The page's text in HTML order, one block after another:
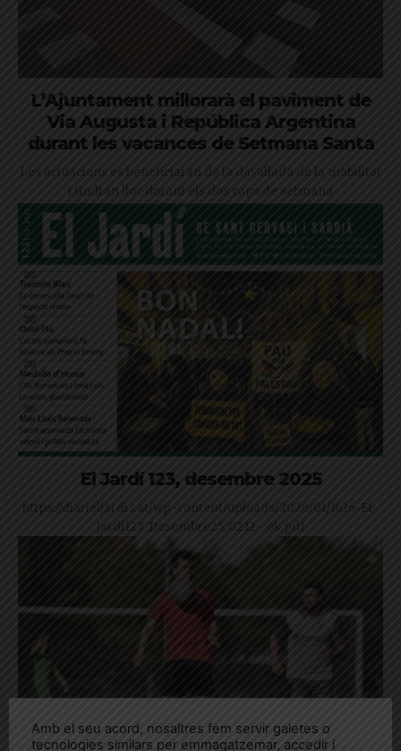
L’Ajuntament millorarà el paviment de
Via Augusta i República Argentina
durant les vacances de Setmana Santa
Les actuacions es beneficiaran de la davallada de la mobilitat
i tindran lloc durant els dos caps de setmana
El Jardí 123, desembre 2025
https://diarieljardi.cat/wp-content/uploads/2026/01/1626-El-
Jardi123_Desembre25_0212-_ok.pdf
Amb el seu acord, nosaltres fem servir galetes o
tecnologies similars per emmagatzemar, accedir i